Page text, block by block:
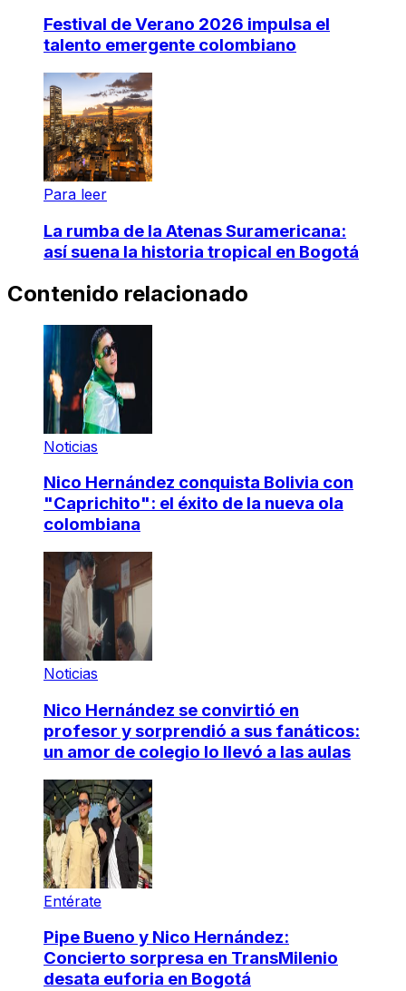
Festival de Verano 2026 impulsa el
talento emergente colombiano
Para leer
La rumba de la Atenas Suramericana:
así suena la historia tropical en Bogotá
Contenido relacionado
Noticias
Nico Hernández conquista Bolivia con
"Caprichito": el éxito de la nueva ola
colombiana
Noticias
Nico Hernández se convirtió en
profesor y sorprendió a sus fanáticos:
un amor de colegio lo llevó a las aulas
Entérate
Pipe Bueno y Nico Hernández:
Concierto sorpresa en TransMilenio
desata euforia en Bogotá